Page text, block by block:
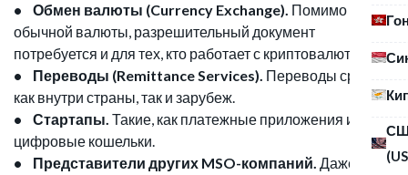
• Обмен валюты (Currency Exchange). Помимо
обычной валюты, разрешительный документ
потребуется и для тех, кто работает с криптовалютой.
• Переводы (Remittance Services). Переводы средств
как внутри страны, так и зарубеж.
• Стартапы. Такие, как платежные приложения или
цифровые кошельки.
• Представители других MSO-компаний. Даже если